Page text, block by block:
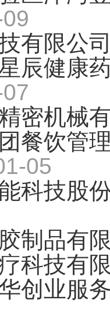
有限公
辰健康
密机械
餐饮管
05
科技股
制品有
科技有
创业服